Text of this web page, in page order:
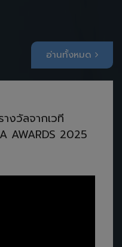
อ่านทั้งหมด
งวัลจากเวที
AWARDS 2025